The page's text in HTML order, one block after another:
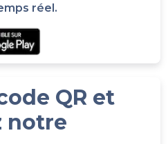
réel.
QR et
notre